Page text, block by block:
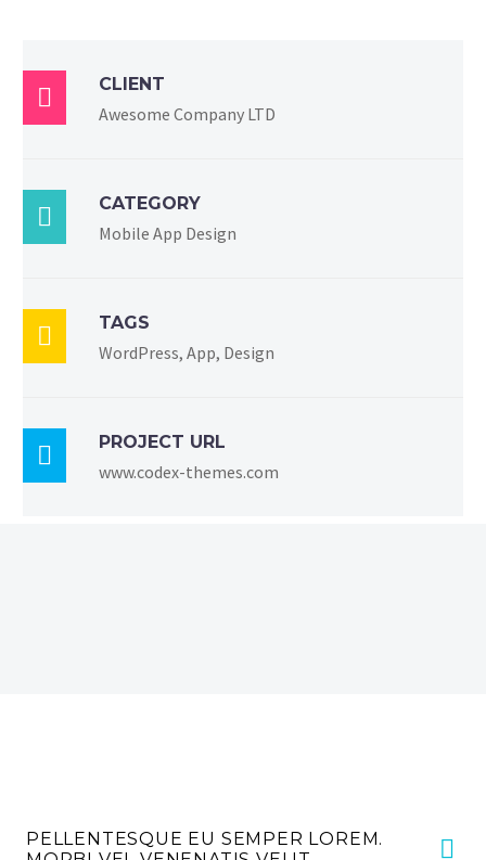
 CLIENT
Awesome Company LTD
 CATEGORY
Mobile App Design
 TAGS
WordPress, App, Design
 PROJECT URL
www.codex-themes.com
PELLENTESQUE EU SEMPER LOREM.